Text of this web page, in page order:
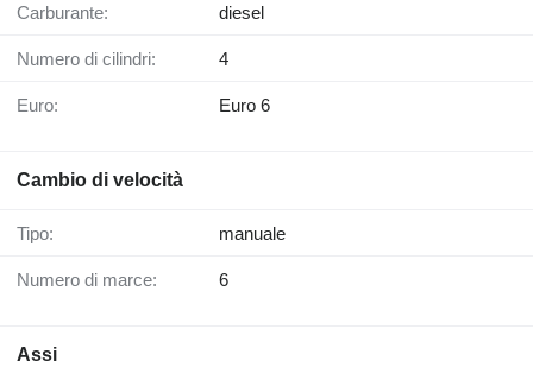
Carburante: diesel
Numero di cilindri: 4
Euro: Euro 6
Cambio di velocità
Tipo: manuale
Numero di marce: 6
Assi